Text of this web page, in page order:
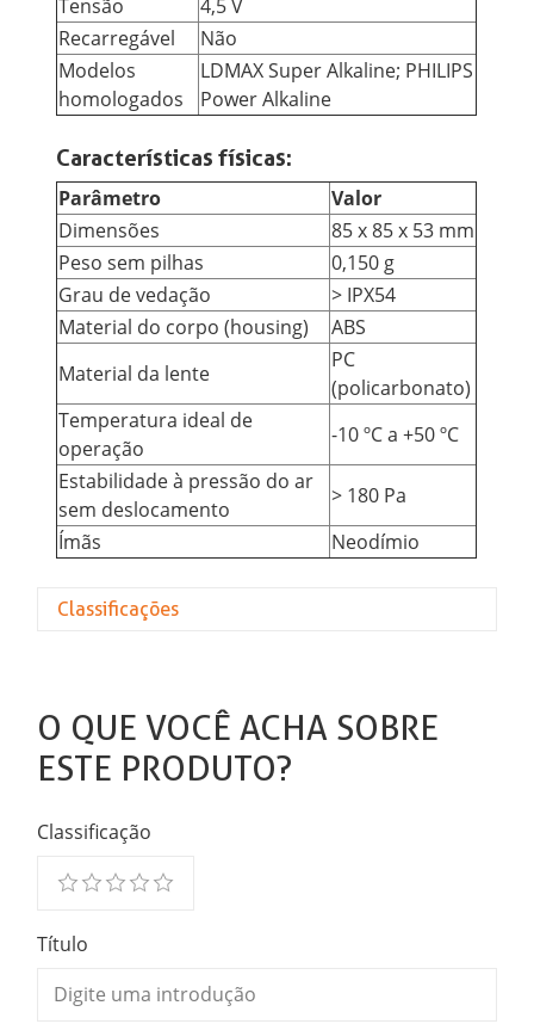
Tensão
4,5 V
Recarregável
Não
Modelos
homologados
LDMAX Super Alkaline; PHILIPS
Power Alkaline
Características físicas:
Parâmetro
Valor
Dimensões
85 x 85 x 53 mm
Peso sem pilhas
0,150 g
Grau de vedação
> IPX54
Material do corpo (housing)
ABS
Material da lente
PC
(policarbonato)
Temperatura ideal de
operação
-10 ºC a +50 ºC
Estabilidade à pressão do ar
sem deslocamento
> 180 Pa
Ímãs
Neodímio
Classificações
O QUE VOCÊ ACHA SOBRE
ESTE PRODUTO?
Classificação
Título